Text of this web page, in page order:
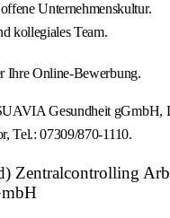
Unternehmenskultur.
kollegiales Team.
Ihre Online-Bewerbung.
Gesundheit gGmbH,
Tel.: 07309/870-1110.
Zentralcontrolling